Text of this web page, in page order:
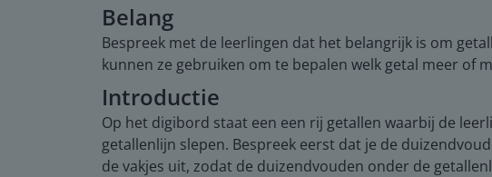
Belang
Bespreek met de leerlingen dat het belangrijk is om
kunnen ze gebruiken om te bepalen welk getal meer of
Introductie
Op het digibord staat een een rij getallen waarbij de
getallenlijn slepen. Bespreek eerst dat je de
de vakjes uit, zodat de duizendvouden onder de